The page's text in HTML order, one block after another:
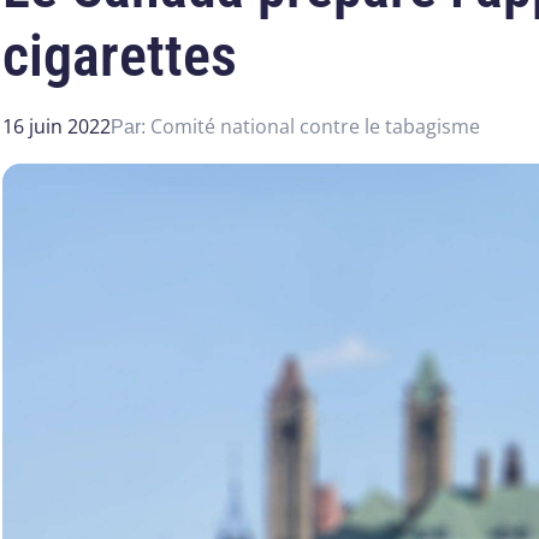
cigarettes
16 juin 2022Par: Comité national contre le tabagisme